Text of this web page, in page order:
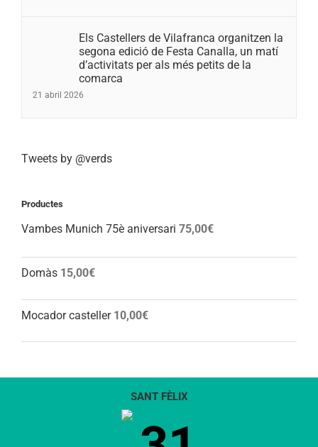
Els Castellers de Vilafranca organitzen la
segona edició de Festa Canalla, un matí
d’activitats per als més petits de la
comarca
21 abril 2026
Tweets by @verds
Productes
Vambes Munich 75è aniversari 75,00€
Domàs 15,00€
Mocador casteller 10,00€
SANT FÈLIX